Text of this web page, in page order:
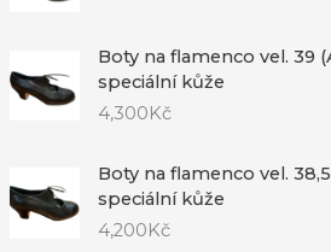
Boty na flamenco vel. 39
speciální kůže
4,300Kč
Boty na flamenco vel.
speciální kůže
4,200Kč